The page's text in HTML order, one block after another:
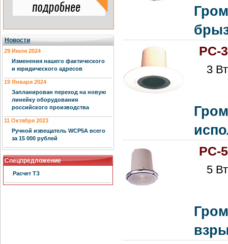
Новости
29 Июля 2024
Изменения нашего фактического
и юридического адресов
19 Января 2024
Запланирован переход на новую
линейку оборудования
российского производства
11 Октября 2023
Ручной извещатель WCP5A всего
за 15 000 рублей
Спецпредложение
Расчет ТЗ
PC-
3 Вт
PC-
5 Вт